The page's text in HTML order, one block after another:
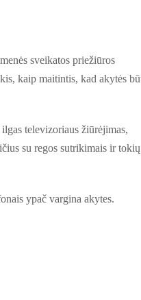
sveikatos priežiūros
kaip maitintis, kad akytės
televizoriaus žiūrėjimas,
su regos sutrikimais ir tokių
ypač vargina akytes.